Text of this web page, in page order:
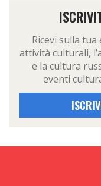
Ricevi sulla
attività culturali,
e la cultura
eventi